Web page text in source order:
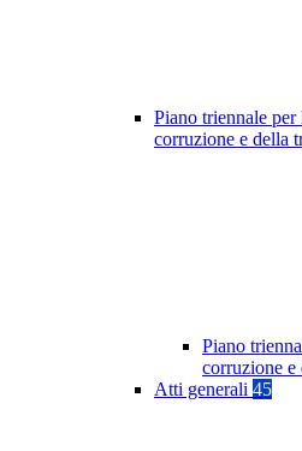
Piano triennale
corruzione e della
Piano
corruzione e
Atti generali 45